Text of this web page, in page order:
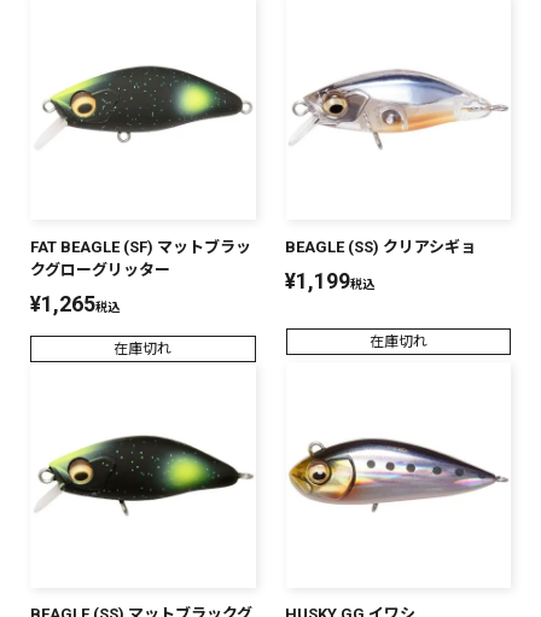
FAT BEAGLE (SF) マットブラッ
クグローグリッター
¥1,265税込
在庫切れ
BEAGLE (SS) クリアシギョ
¥1,199税込
在庫切れ